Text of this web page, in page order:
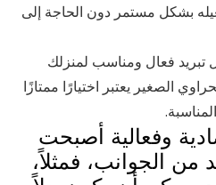
بشكل مستمر دون الحاجة إلى
تبريد فعال ومناسب لمنزلك
الصغير يعتبر اختيارًا ممتازًا
وفعالية أصبحت
من الجوانب، فمثلاً،